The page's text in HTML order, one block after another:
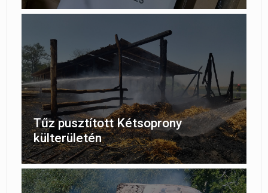
Tűz pusztított Kétsoprony
külterületén